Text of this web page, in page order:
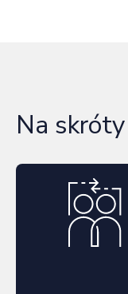
Na skróty